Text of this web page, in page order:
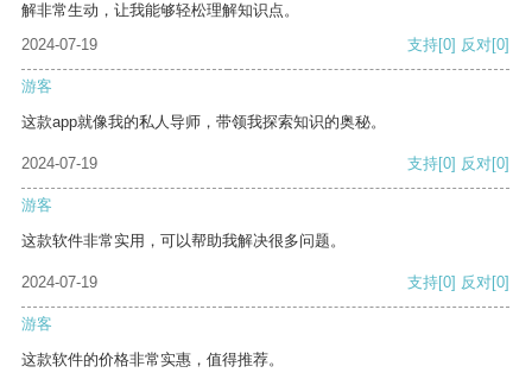
解非常生动，让我能够轻松理解知识点。
2024-07-19
支持[0] 反对[0]
游客
这款app就像我的私人导师，带领我探索知识的奥秘。
2024-07-19 支持[0] 反对[0]
游客
这款软件非常实用，可以帮助我解决很多问题。
2024-07-19 支持[0] 反对[0]
游客
这款软件的价格非常实惠，值得推荐。